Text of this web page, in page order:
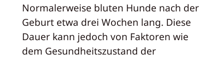
Normalerweise bluten Hunde nach der
Geburt etwa drei Wochen lang. Diese
Dauer kann jedoch von Faktoren wie
dem Gesundheitszustand der